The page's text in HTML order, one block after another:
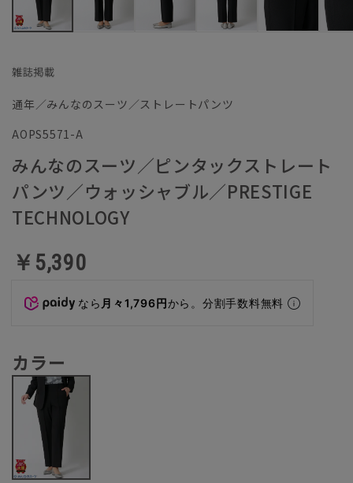
通年／みんなのスーツ／ストレートパンツ
AOPS5571-A
みんなのスーツ／ピンタックストレート
パンツ／ウォッシャブル／PRESTIGE
TECHNOLOGY
￥5,390
なら 月々1,796円から。分割手数料無料
カラー